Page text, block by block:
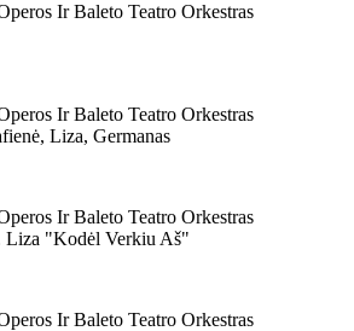
Ir Baleto Teatro Orkestras
Ir Baleto Teatro Orkestras
Liza, Germanas
Ir Baleto Teatro Orkestras
Liza "kodėl Verkiu Aš"
Ir Baleto Teatro Orkestras